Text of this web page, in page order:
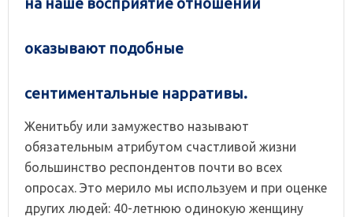
оказывают подобные
сентиментальные нарративы.
Женитьбу или замужество называют
обязательным атрибутом счастливой жизни
большинство респондентов почти во всех
опросах. Это мерило мы используем и при оценке
других людей: 40-летнюю одинокую женщину